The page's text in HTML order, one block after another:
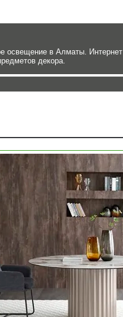
освещение в Алматы. Интернет
декора.